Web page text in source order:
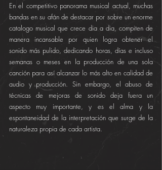
En el competitivo panorama musical actual, muchas
bandas en su afán de destacar por sobre un enorme
catalogo musical que crece dia a dia, compiten de
manera incansable por quien logra obtener el
sonido más pulido, dedicando horas, días e incluso
semanas o meses en la producción de una sola
canción para así alcanzar lo más alto en calidad de
audio y producción. Sin embargo, el abuso de
técnicas de mejoras de sonido deja fuera un
aspecto muy importante, y es el alma y la
espontaneidad de la interpretación que surge de la
naturaleza propia de cada artista.